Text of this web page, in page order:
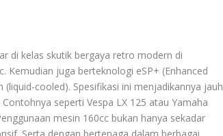
di kelas skutik bergaya retro modern di
Kemudian juga berteknologi eSP+ (Enhanced
cooled). Spesifikasi ini menjadikannya jauh
seperti Vespa LX 125 atau Yamaha
mesin 160cc bukan hanya sekadar